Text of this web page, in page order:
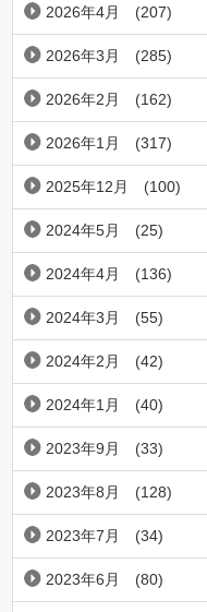
2026年4月 (207)
2026年3月 (285)
2026年2月 (162)
2026年1月 (317)
2025年12月 (100)
2024年5月 (25)
2024年4月 (136)
2024年3月 (55)
2024年2月 (42)
2024年1月 (40)
2023年9月 (33)
2023年8月 (128)
2023年7月 (34)
2023年6月 (80)